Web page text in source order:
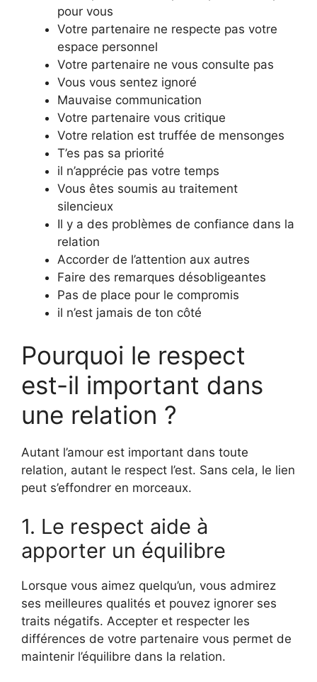
pour vous
Votre partenaire ne respecte pas votre
espace personnel
Votre partenaire ne vous consulte pas
Vous vous sentez ignoré
Mauvaise communication
Votre partenaire vous critique
Votre relation est truffée de mensonges
T’es pas sa priorité
il n’apprécie pas votre temps
Vous êtes soumis au traitement
silencieux
Il y a des problèmes de confiance dans la
relation
Accorder de l’attention aux autres
Faire des remarques désobligeantes
Pas de place pour le compromis
il n’est jamais de ton côté
Pourquoi le respect
est-il important dans
une relation ?
Autant l’amour est important dans toute
relation, autant le respect l’est. Sans cela, le lien
peut s’effondrer en morceaux.
1. Le respect aide à
apporter un équilibre
Lorsque vous aimez quelqu’un, vous admirez
ses meilleures qualités et pouvez ignorer ses
traits négatifs. Accepter et respecter les
différences de votre partenaire vous permet de
maintenir l’équilibre dans la relation.